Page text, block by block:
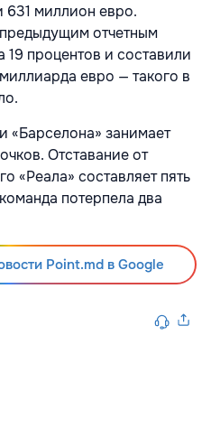
631 миллион евро.
отчетным
процентов и составили
евро — такого в
«Барселона» занимает
Отставание от
«Реала» составляет пять
потерпела два
Point.md в Google